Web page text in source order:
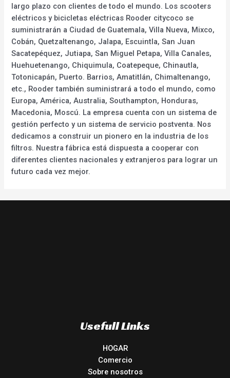
largo plazo con clientes de todo el mundo. Los scooters
eléctricos y bicicletas eléctricas Rooder citycoco se
suministrarán a Ciudad de Guatemala, Villa Nueva, Mixco,
Cobán, Quetzaltenango, Jalapa, Escuintla, San Juan
Sacatepéquez, Jutiapa, San Miguel Petapa, Villa Canales,
Huehuetenango, Chiquimula, Coatepeque, Chinautla,
Totonicapán, Puerto. Barrios, Amatitlán, Chimaltenango,
etc., Rooder también suministrará a todo el mundo, como
Europa, América, Australia, Southampton, Honduras,
Macedonia, Moscú. La empresa cuenta con un sistema de
gestión perfecto y un sistema de servicio postventa. Nos
dedicamos a construir un pionero en la industria de los
filtros. Nuestra fábrica está dispuesta a cooperar con
diferentes clientes nacionales y extranjeros para lograr un
futuro cada vez mejor.
Usefull Links
HOGAR
Comercio
Sobre nosotros